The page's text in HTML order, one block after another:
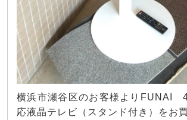
横浜市瀬谷区のお客様よりFUNAI
応液晶テレビ（スタンド付き）をお